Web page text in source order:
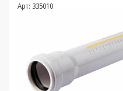
Арт: 335010